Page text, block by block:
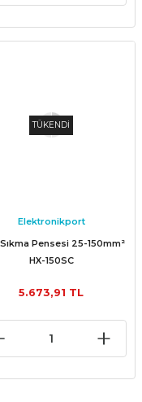
TÜKENDİ
Elektronikport
Pensesi 25-150mm²
HX-150SC
5.673,91 TL